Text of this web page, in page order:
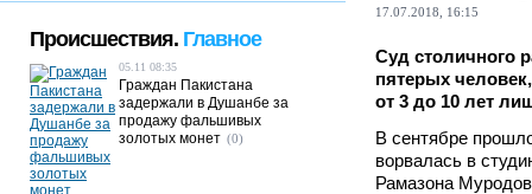
17.07.2018, 16:15
Суд столичного
пятерых
от 3 до 10 лет
В сентябре
ворвалась в
Рамазона
Происшествия. Главное
05.11 08:35
Граждан Пакистана
задержали в Душанбе за
продажу фальшивых
золотых монет (0)